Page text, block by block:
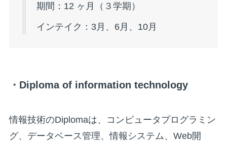
期間：12 ヶ月（３学期）
インテイク：3月、6月、10月
・Diploma of information technology
情報技術のDiplomaは、コンピュータプログラミン
グ、データベース管理、情報システム、Web開